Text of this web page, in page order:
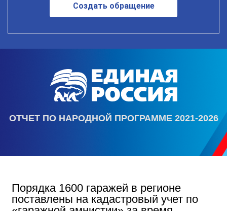
Создать обращение
ОТЧЕТ ПО НАРОДНОЙ ПРОГРАММЕ 2021-2026
Порядка 1600 гаражей в регионе
поставлены на кадастровый учет по